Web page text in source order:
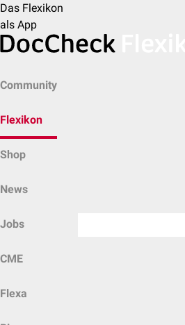
Das Flexikon
als App
Community
Flexikon
Shop
News
Jobs
CME
Flexa